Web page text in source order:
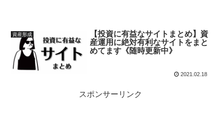
資産形成
【投資に有益なサイトまとめ】資
産運用に絶対有利なサイトをまと
めてます《随時更新中》
2021.02.18
スポンサーリンク